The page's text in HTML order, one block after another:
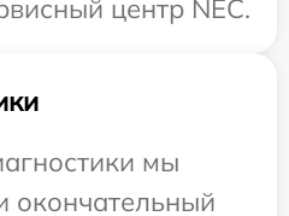
центр NEC.
мы
окончательный